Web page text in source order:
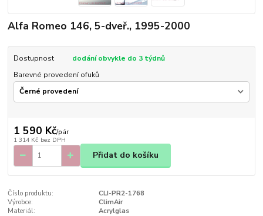
Alfa Romeo 146, 5-dveř., 1995-2000
Dostupnost
dodání obvykle do 3 týdnů
Barevné provedení ofuků
1 590 Kč/pár
1 314 Kč bez DPH
Přidat do košíku
Číslo produktu:
CLI-PR2-1768
Výrobce:
ClimAir
Materiál:
Acrylglas